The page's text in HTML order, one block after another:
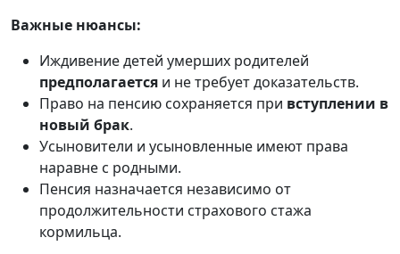
Важные нюансы:
Иждивение детей умерших родителей
предполагается и не требует доказательств.
Право на пенсию сохраняется при вступлении в
новый брак.
Усыновители и усыновленные имеют права
наравне с родными.
Пенсия назначается независимо от
продолжительности страхового стажа
кормильца.